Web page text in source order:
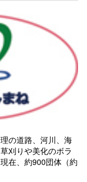
の道路、河川、海
刈りや美化のボラ
在、約900団体（約